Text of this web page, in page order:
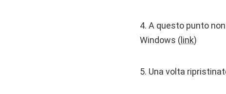
4. A questo punto
Windows (link)
5. Una volta